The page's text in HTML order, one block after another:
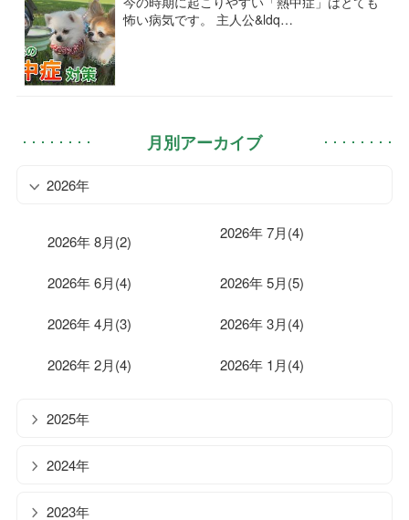
怖い病気です。 主人公&ldq…
月別アーカイブ
2026年
2026年 8月(2) 2026年 7月(4)
2026年 6月(4) 2026年 5月(5)
2026年 4月(3) 2026年 3月(4)
2026年 2月(4) 2026年 1月(4)
2025年
2024年
2023年